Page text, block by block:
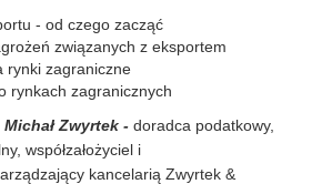
- od czego zacząć
związanych z eksportem
rynki zagraniczne
rynkach zagranicznych
Zwyrtek - doradca podatkowy,
współzałożyciel i
kancelarią Zwyrtek &